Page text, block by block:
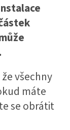
všechny
máte
se obrátit